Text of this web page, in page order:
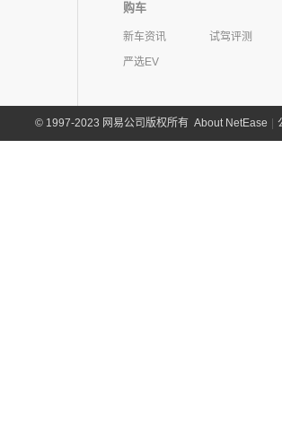
购车
新车资讯
试驾评测
严选EV
©1997-2023 网易公司版权所有 About NetEase